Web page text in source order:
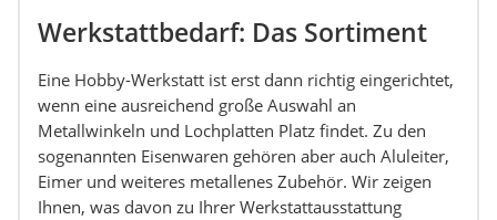
Werkstattbedarf: Das Sortiment
Eine Hobby-Werkstatt ist erst dann richtig eingerichtet,
wenn eine ausreichend große Auswahl an
Metallwinkeln und Lochplatten Platz findet. Zu den
sogenannten Eisenwaren gehören aber auch Aluleiter,
Eimer und weiteres metallenes Zubehör. Wir zeigen
Ihnen, was davon zu Ihrer Werkstattausstattung